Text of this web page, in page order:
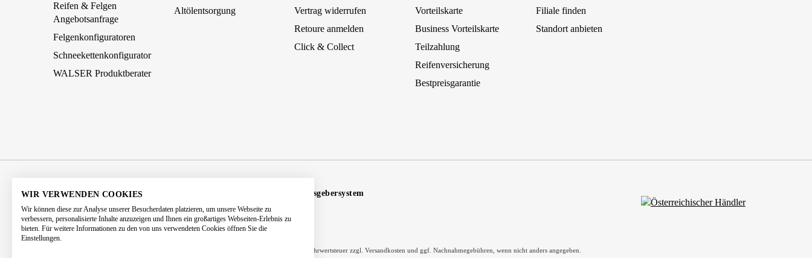
Reifen & Felgen
Angebotsanfrage
Felgenkonfiguratoren
Schneekettenkonfigurator
WALSER Produktberater
Altölentsorgung
Vertrag widerrufen
Retoure anmelden
Click & Collect
Vorteilskarte
Business Vorteilskarte
Teilzahlung
Reifenversicherung
Bestpreisgarantie
Filiale finden
Standort anbieten
AGB Impressum
Hinweisgebersystem
Barrierefreiheitserklärung
Kontakt
* Alle Preise inkl. gesetzl. Mehrwertsteuer zzgl. Versandkosten und ggf. Nachnahmegebühren, wenn nicht anders angegeben.
WIR VERWENDEN COOKIES
Wir können diese zur Analyse unserer Besucherdaten platzieren, um unsere Webseite zu
verbessern, personalisierte Inhalte anzuzeigen und Ihnen ein großartiges Webseiten-Erlebnis zu
bieten. Für weitere Informationen zu den von uns verwendeten Cookies öffnen Sie die
Einstellungen.